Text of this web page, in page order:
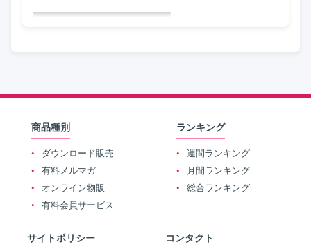
商品種別
ダウンロード販売
有料メルマガ
オンライン物販
有料会員サービス
ランキング
週間ランキング
月間ランキング
総合ランキング
サイトポリシー コンタクト